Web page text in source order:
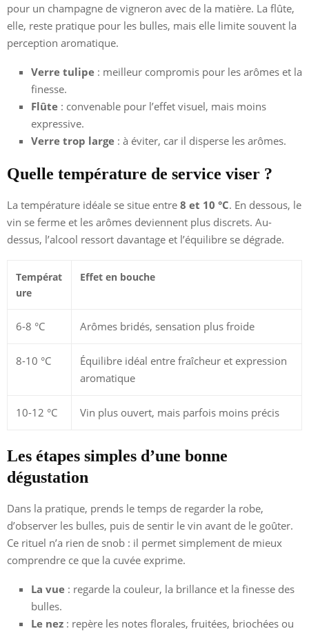
pour un champagne de vigneron avec de la matière. La flûte,
elle, reste pratique pour les bulles, mais elle limite souvent la
perception aromatique.
Verre tulipe : meilleur compromis pour les arômes et la
finesse.
Flûte : convenable pour l’effet visuel, mais moins
expressive.
Verre trop large : à éviter, car il disperse les arômes.
Quelle température de service viser ?
La température idéale se situe entre 8 et 10 °C. En dessous, le
vin se ferme et les arômes deviennent plus discrets. Au-
dessus, l’alcool ressort davantage et l’équilibre se dégrade.
Températ
ure
Effet en bouche
6-8 °C Arômes bridés, sensation plus froide
8-10 °C
Équilibre idéal entre fraîcheur et expression
aromatique
10-12 °C Vin plus ouvert, mais parfois moins précis
Les étapes simples d’une bonne
dégustation
Dans la pratique, prends le temps de regarder la robe,
d’observer les bulles, puis de sentir le vin avant de le goûter.
Ce rituel n’a rien de snob : il permet simplement de mieux
comprendre ce que la cuvée exprime.
La vue : regarde la couleur, la brillance et la finesse des
bulles.
Le nez : repère les notes florales, fruitées, briochées ou